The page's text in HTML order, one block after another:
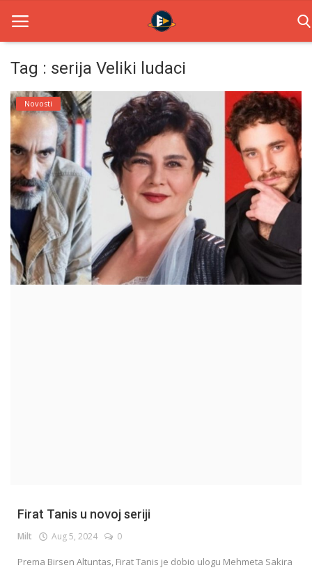
Home
Novosti
TV Serije
Filmovi
Glumci
Contact
Login
Tag : serija Veliki ludaci
Novosti
Firat Tanis u novoj seriji
Milt Aug 5, 2024 0
Prema Birsen Altuntas, Firat Tanis je dobio ulogu Mehmeta Sakira